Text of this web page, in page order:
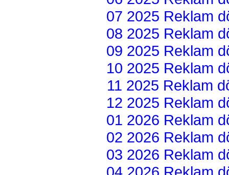
07 2025 Reklam
08 2025 Reklam
09 2025 Reklam
10 2025 Reklam
11 2025 Reklam
12 2025 Reklam
01 2026 Reklam
02 2026 Reklam
03 2026 Reklam